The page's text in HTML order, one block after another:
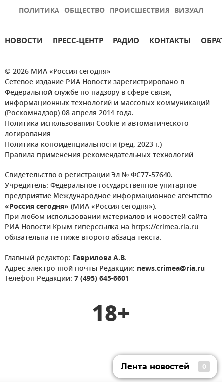
ПОЛИТИКА ОБЩЕСТВО ПРОИСШЕСТВИЯ ВИЗУАЛ
НОВОСТИ ПРЕСС-ЦЕНТР РАДИО КОНТАКТЫ
© 2026 МИА «Россия сегодня»
Сетевое издание РИА Новости зарегистрировано в
Федеральной службе по надзору в сфере связи,
информационных технологий и массовых коммуникаций
(Роскомнадзор) 08 апреля 2014 года.
Политика использования Cookie и автоматического
логирования
Политика конфиденциальности (ред. 2023 г.)
Правила применения рекомендательных технологий
Свидетельство о регистрации Эл № ФС77-57640.
Учредитель: Федеральное государственное унитарное
предприятие Международное информационное агентство
«Россия сегодня» (МИА «Россия сегодня»).
При любом использовании материалов и новостей сайта
РИА Новости Крым гиперссылка на https://crimea.ria.ru
обязательна не ниже второго абзаца текста.
Главный редактор: Гаврилова А.В.
Адрес электронной почты Редакции: news.crimea@ria.ru
Телефон Редакции: 7 (495) 645-6601
18+
Лента новостей 0